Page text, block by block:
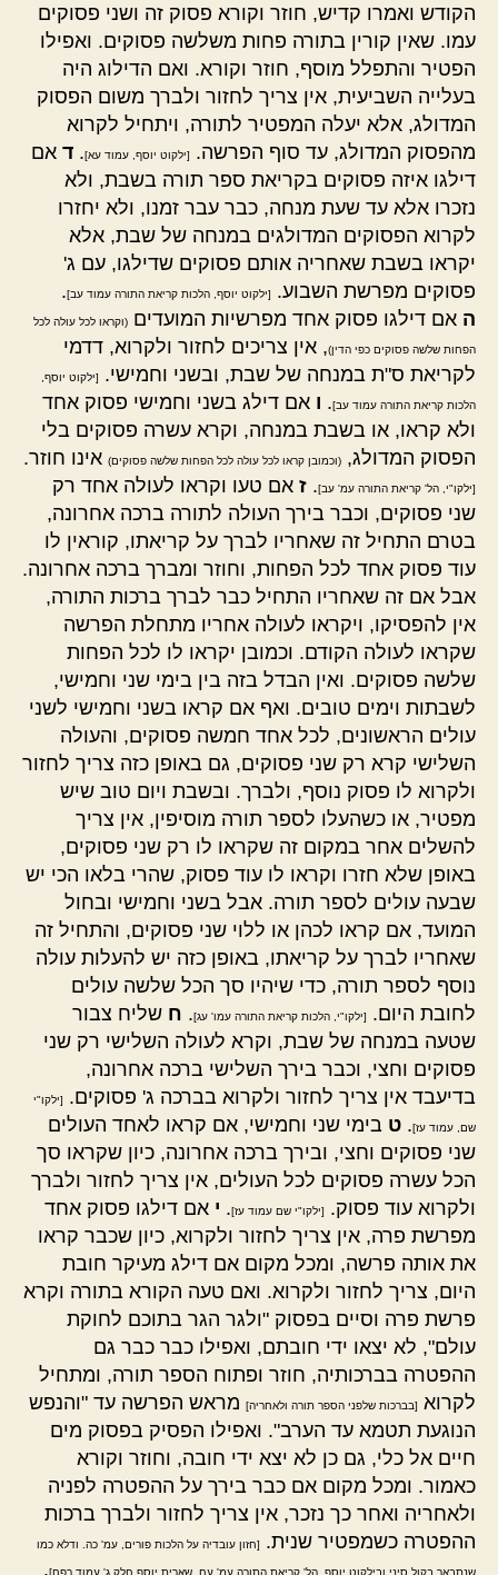
הקודש ואמרו קדיש, חוזר וקורא פסוק זה ושני פסוקים
עמו. שאין קורין בתורה פחות משלשה פסוקים. ואפילו
הפטיר והתפלל מוסף, חוזר וקורא. ואם הדילוג היה
בעלייה השביעית, אין צריך לחזור ולברך משום הפסוק
המדולג, אלא יעלה המפטיר לתורה, ויתחיל לקרוא
מהפסוק המדולג, עד סוף הפרשה.
[ילקוט יוסף, עמוד עא]. ד אם
דילגו איזה פסוקים בקריאת ספר תורה בשבת, ולא
נזכרו אלא עד שעת מנחה, כבר עבר זמנו, ולא יחזרו
לקרוא הפסוקים המדולגים במנחה של שבת, אלא
יקראו בשבת שאחריה אותם פסוקים שדילגו, עם ג'
פסוקים מפרשת השבוע.
[ילקוט יוסף, הלכות קריאת התורה עמוד עב].
ה אם דילגו פסוק אחד מפרשיות המועדים (וקראו לכל עולה לכל
הפחות שלשה פסוקים כפי הדין), אין צריכים לחזור ולקרוא, דדמי
לקריאת ס"ת במנחה של שבת, ובשני וחמישי.
[ילקוט יוסף,
הלכות קריאת התורה עמוד עב]. ו אם דילג בשני וחמישי פסוק אחד
ולא קראו, או בשבת במנחה, וקרא עשרה פסוקים בלי
הפסוק המדולג, (וכמובן קראו לכל עולה לכל הפחות שלשה פסוקים) אינו חוזר.
[ילקו"י, הל' קריאת התורה עמ' עב]. ז אם טעו וקראו לעולה אחד רק
שני פסוקים, וכבר בירך העולה לתורה ברכה אחרונה,
בטרם התחיל זה שאחריו לברך על קריאתו, קוראין לו
עוד פסוק אחד לכל הפחות, וחוזר ומברך ברכה אחרונה.
אבל אם זה שאחריו התחיל כבר לברך ברכות התורה,
אין להפסיקו, ויקראו לעולה אחריו מתחלת הפרשה
שקראו לעולה הקודם. וכמובן יקראו לו לכל הפחות
שלשה פסוקים. ואין הבדל בזה בין בימי שני וחמישי,
לשבתות וימים טובים. ואף אם קראו בשני וחמישי לשני
עולים הראשונים, לכל אחד חמשה פסוקים, והעולה
השלישי קרא רק שני פסוקים, גם באופן כזה צריך לחזור
ולקרוא לו פסוק נוסף, ולברך. ובשבת ויום טוב שיש
מפטיר, או כשהעלו לספר תורה מוסיפין, אין צריך
להשלים אחר במקום זה שקראו לו רק שני פסוקים,
באופן שלא חזרו וקראו לו עוד פסוק, שהרי בלאו הכי יש
שבעה עולים לספר תורה. אבל בשני וחמישי ובחול
המועד, אם קראו לכהן או ללוי שני פסוקים, והתחיל זה
שאחריו לברך על קריאתו, באופן כזה יש להעלות עולה
נוסף לספר תורה, כדי שיהיו סך הכל שלשה עולים
לחובת היום.
[ילקו"י, הלכות קריאת התורה עמו' עג]. ח שליח צבור
שטעה במנחה של שבת, וקרא לעולה השלישי רק שני
פסוקים וחצי, וכבר בירך השלישי ברכה אחרונה,
בדיעבד אין צריך לחזור ולקרוא בברכה ג' פסוקים.
[ילקו"י
שם, עמוד עז]. ט בימי שני וחמישי, אם קראו לאחד העולים
שני פסוקים וחצי, ובירך ברכה אחרונה, כיון שקראו סך
הכל עשרה פסוקים לכל העולים, אין צריך לחזור ולברך
ולקרוא עוד פסוק.
[ילקו"י שם עמוד עז]. י אם דילגו פסוק אחד
מפרשת פרה, אין צריך לחזור ולקרוא, כיון שכבר קראו
את אותה פרשה, ומכל מקום אם דילג מעיקר חובת
היום, צריך לחזור ולקרוא. ואם טעה הקורא בתורה וקרא
פרשת פרה וסיים בפסוק "ולגר הגר בתוכם לחוקת
עולם", לא יצאו ידי חובתם, ואפילו כבר כבר גם
ההפטרה בברכותיה, חוזר ופתוח הספר תורה, ומתחיל
לקרוא [בברכות שלפני הספר תורה ולאחריה] מראש הפרשה עד "והנפש
הנוגעת תטמא עד הערב". ואפילו הפסיק בפסוק מים
חיים אל כלי, גם כן לא יצא ידי חובה, וחוזר וקורא
כאמור. ומכל מקום אם כבר בירך על ההפטרה לפניה
ולאחריה ואחר כך נזכר, אין צריך לחזור ולברך ברכות
ההפטרה כשמפטיר שנית.
[חזון עובדיה על הלכות פורים, עמ' כה. ודלא כמו
שנתבאר בקול סיני ובילקוט יוסף, הל' קריאת התורה עמ' עח, שארית יוסף חלק ג' עמוד רפח].